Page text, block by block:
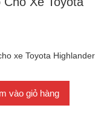
xe Toyota Highlander
vào giỏ hàng